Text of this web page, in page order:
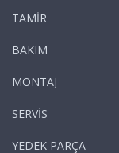
TAMİR
BAKIM
MONTAJ
SERVİS
YEDEK PARÇA